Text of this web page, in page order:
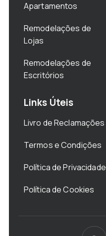
Apartamentos
Remodelações de
Lojas
Remodelações de
Escritórios
Links Úteis
Livro de Reclamações
Termos e Condições
Política de Privacidade
Política de Cookies